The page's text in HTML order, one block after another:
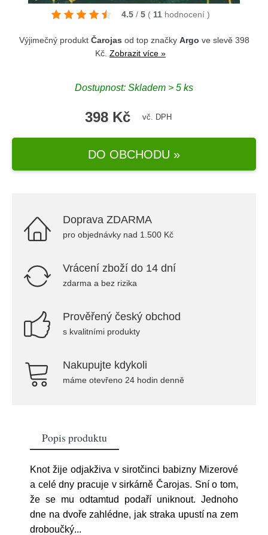
4.5 / 5 ( 11 hodnocení )
Výjimečný produkt Čarojas od top značky Argo ve slevě 398
Kč. Zobrazit více »
Dostupnost: Skladem > 5 ks
398 Kč vč. DPH
DO OBCHODU »
Doprava ZDARMA
pro objednávky nad 1.500 Kč
Vrácení zboží do 14 dní
zdarma a bez rizika
Prověřený český obchod
s kvalitními produkty
Nakupujte kdykoli
máme otevřeno 24 hodin denně
Popis produktu
Knot žije odjakživa v sirotčinci babizny Mizerové
a celé dny pracuje v sirkárně Čarojas. Sní o tom,
že se mu odtamtud podaří uniknout. Jednoho
dne na dvoře zahlédne, jak straka upustí na zem
droboučký...